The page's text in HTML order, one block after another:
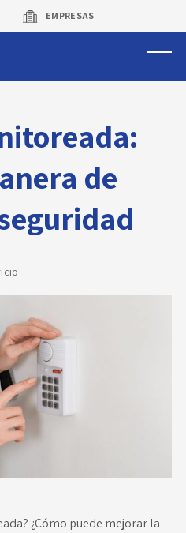
EMPRESAS
cámaras
GPS
de seguros
Protek
nosotros
Faq
de
¿Cómo puede mejorar la